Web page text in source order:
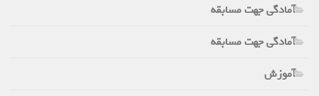
آمادگی جهت مسابقه
آمادگی جهت مسابقه
آموزش